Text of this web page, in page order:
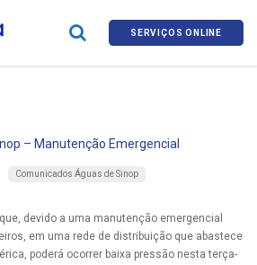
SERVIÇOS ONLINE
– Manutenção Emergencial
Comunicados Águas de Sinop
devido a uma manutenção emergencial
em uma rede de distribuição que abastece
poderá ocorrer baixa pressão nesta terça-